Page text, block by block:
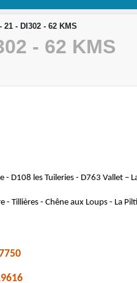
21 - DI302 - 62 KMS
- 62 KMS
- D108 les Tuileries - D763 Vallet
- Tillières - Chêne aux Loups - La